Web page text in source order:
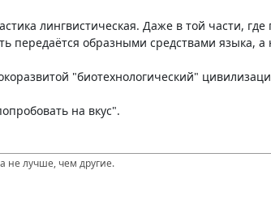
лингвистическая. Даже в той части,
передаётся образными средствами языка,
"биотехнологический"
на вкус".
не лучше, чем другие.